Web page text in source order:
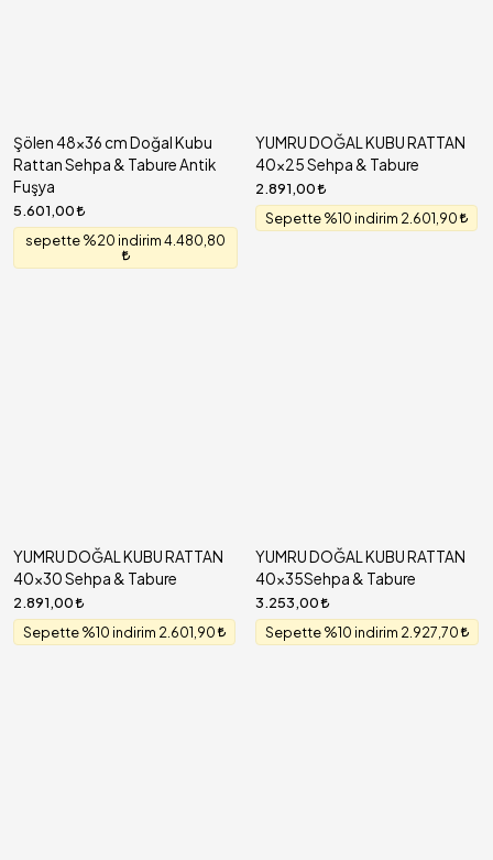
Şölen 48x36 cm Doğal Kubu
Rattan Sehpa & Tabure Antik
Fuşya
5.601,00
sepette %20 indirim 4.480,80
YUMRU DOĞAL KUBU RATTAN
40x25 Sehpa & Tabure
2.891,00
Sepette %10 indirim 2.601,90
YUMRU DOĞAL KUBU RATTAN
40x30 Sehpa & Tabure
2.891,00
Sepette %10 indirim 2.601,90
YUMRU DOĞAL KUBU RATTAN
40x35Sehpa & Tabure
3.253,00
Sepette %10 indirim 2.927,70